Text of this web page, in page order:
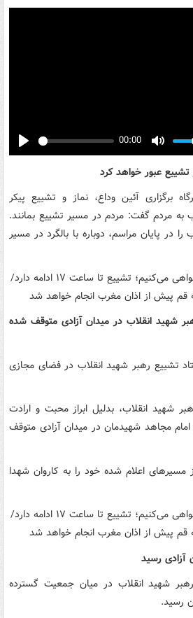
Play
00:00
Mute
تشییع عبور خواهد کرد
برگزاری آئین وداع، نماز و تشییع پیکر
به مردم گفت: مردم در مسیر تشییع بمانند.
در پایان مراسم، دوباره با بالگرد در مسیر
شهید انقلاب در میدان آزادی متوقف شده
تشییع رهبر شهید انقلاب در فضای مجازی
شهید انقلاب، بدلیل ابراز محبت و ارادت
مجاهد شهیدمان در میدان آزادی متوقف
مسیرهای اعلام شده خود را به کاروان شهدا
آزادی رسید
شهید انقلاب در میان جمعیت گسترده
رسید.